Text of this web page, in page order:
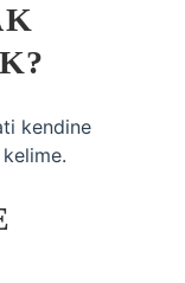
kendine